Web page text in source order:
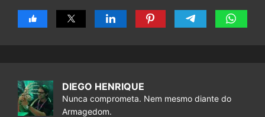
DIEGO HENRIQUE
Nunca comprometa. Nem mesmo diante do
Armagedom.